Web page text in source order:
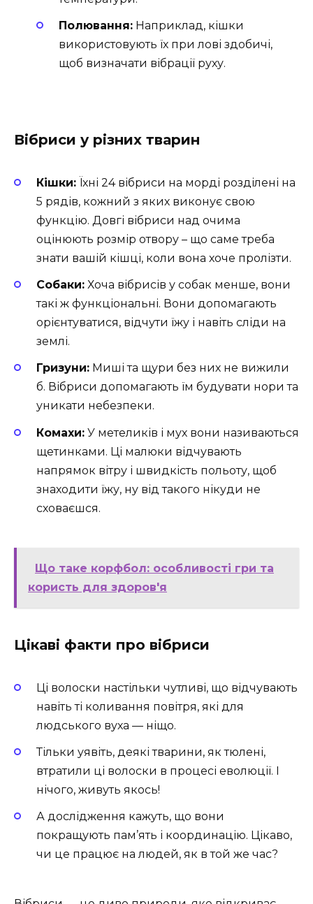
Полювання: Наприклад, кішки
використовують їх при лові здобичі,
щоб визначати вібрації руху.
Вібриси у різних тварин
Кішки: Їхні 24 вібриси на морді розділені на
5 рядів, кожний з яких виконує свою
функцію. Довгі вібриси над очима
оцінюють розмір отвору – що саме треба
знати вашій кішці, коли вона хоче пролізти.
Собаки: Хоча вібрисів у собак менше, вони
такі ж функціональні. Вони допомагають
орієнтуватися, відчути їжу і навіть сліди на
землі.
Гризуни: Миші та щури без них не вижили
б. Вібриси допомагають їм будувати нори та
уникати небезпеки.
Комахи: У метеликів і мух вони називаються
щетинками. Ці малюки відчувають
напрямок вітру і швидкість польоту, щоб
знаходити їжу, ну від такого нікуди не
сховаєшся.
Що таке корфбол: особливості гри та
користь для здоров'я
Цікаві факти про вібриси
Ці волоски настільки чутливі, що відчувають
навіть ті коливання повітря, які для
людського вуха — ніщо.
Тільки уявіть, деякі тварини, як тюлені,
втратили ці волоски в процесі еволюції. І
нічого, живуть якось!
А дослідження кажуть, що вони
покращують пам’ять і координацію. Цікаво,
чи це працює на людей, як в той же час?